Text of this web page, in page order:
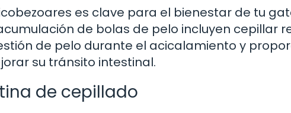
es clave para el bienestar de tu
de bolas de pelo incluyen cepillar
de pelo durante el acicalamiento y
su tránsito intestinal.
de cepillado